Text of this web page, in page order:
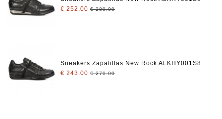
€ 252.00 € 280.00
Sneakers Zapatillas New Rock ALKHY001S8
€ 243.00 € 270.00